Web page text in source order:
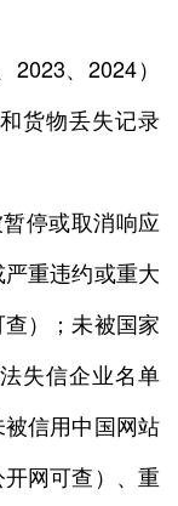
、2024）
货物丢失记录
停或取消响应
重违约或重大
）；未被国家
失信企业名单
被信用中国网站
网可查）、重